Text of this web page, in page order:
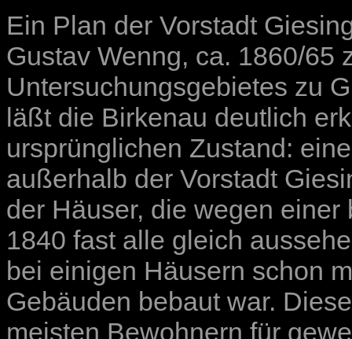
Ein Plan der Vorstadt
Gustav Wenng, ca. 1860/65
Untersuchungsgebietes zu
läßt die Birkenau deutlich
ursprünglichen Zustand:
außerhalb der Vorstadt
der Häuser, die wegen
1840 fast alle gleich
bei einigen Häusern schon
Gebäuden bebaut war.
meisten Bewohnern für